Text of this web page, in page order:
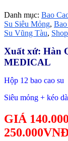
Danh mục: Bao
Su Siêu Mỏng,
Su Vũng Tàu,
Xuất xứ: Hàn
MEDICAL
Hộp 12 bao cao su
Siêu mỏng + kéo
GIÁ